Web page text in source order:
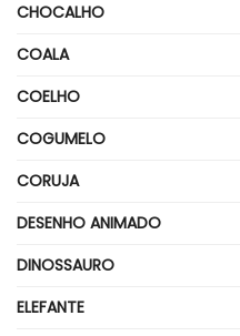
CHOCALHO
COALA
COELHO
COGUMELO
CORUJA
DESENHO ANIMADO
DINOSSAURO
ELEFANTE